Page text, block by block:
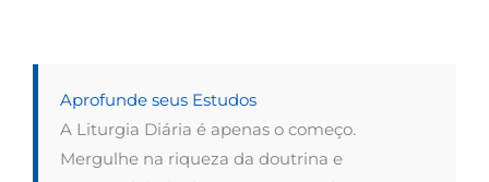
Aprofunde seus Estudos
A Liturgia Diária é apenas o começo.
Mergulhe na riqueza da doutrina e